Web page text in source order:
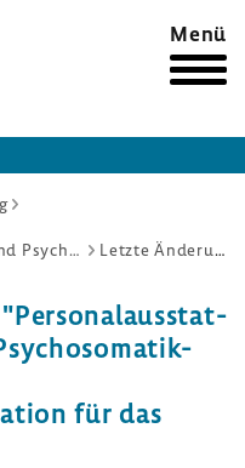
Menü
Personalausstattung Psychiatrie und Psychosomatik-Richtlinie: Änderung der Spezifikation für das Erfassungsjahr 2026
Letzte Änderungen
für das